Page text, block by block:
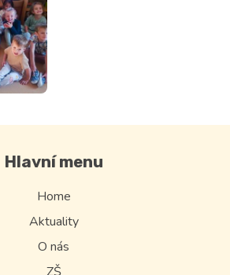
Hlavní menu
Home
Aktuality
O nás